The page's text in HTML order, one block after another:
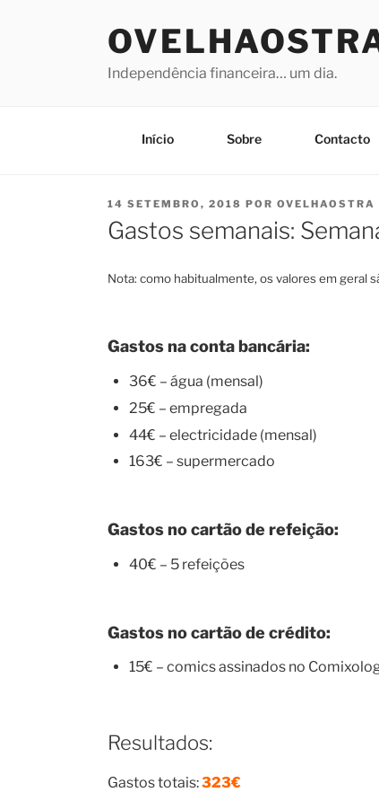
Independência financeira… um dia.
Início Sobre Contacto
PUBLICADO
EM
14 SETEMBRO, 2018 POR OVELHAOSTRA
Gastos semanais:
Nota: como habitualmente, os valores em geral
Gastos na conta bancária:
36€ – água (mensal)
25€ – empregada
44€ – electricidade (mensal)
163€ – supermercado
Gastos no cartão de refeição:
40€ – 5 refeições
Gastos no cartão de crédito:
15€ – comics assinados no
Resultados:
Gastos totais:323€